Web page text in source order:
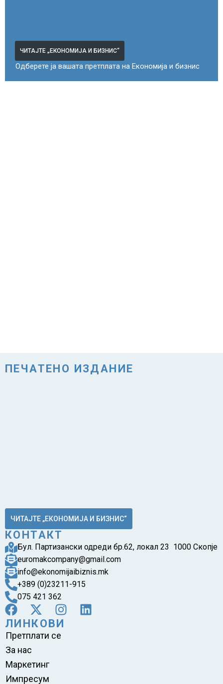
ЧИТАЈТЕ „ЕКОНОМИЈА И БИЗНИС“
Одберете ја вашата претплата на Економија и бизнис
ПЕЧАТЕНО ИЗДАНИЕ
ЧИТАЈТЕ „ЕКОНОМИЈА И БИЗНИС“
КОНТАКТ
Бул. Партизански одреди бр.62, локал 23 1000 Скопје
euromakcompany@gmail.com
info@ekonomijaibiznis.mk
+389 (0)23211-915
075 421 362
ЛИНКОВИ
Претплати се
За нас
Маркетинг
Импресум